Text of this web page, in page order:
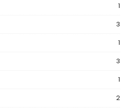
1
3
1
3
1
2